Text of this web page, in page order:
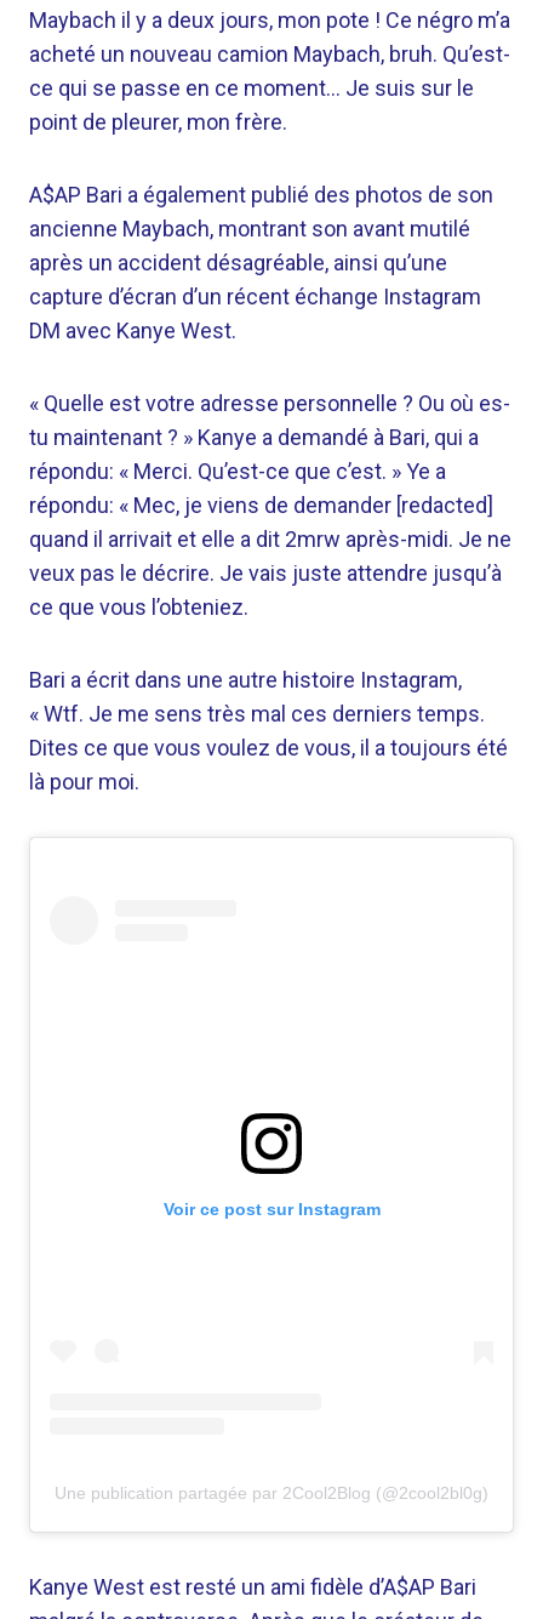
Maybach il y a deux jours, mon pote ! Ce négro m’a
acheté un nouveau camion Maybach, bruh. Qu’est-
ce qui se passe en ce moment… Je suis sur le
point de pleurer, mon frère.
A$AP Bari a également publié des photos de son
ancienne Maybach, montrant son avant mutilé
après un accident désagréable, ainsi qu’une
capture d’écran d’un récent échange Instagram
DM avec Kanye West.
« Quelle est votre adresse personnelle ? Ou où es-
tu maintenant ? » Kanye a demandé à Bari, qui a
répondu: « Merci. Qu’est-ce que c’est. » Ye a
répondu: « Mec, je viens de demander [redacted]
quand il arrivait et elle a dit 2mrw après-midi. Je ne
veux pas le décrire. Je vais juste attendre jusqu’à
ce que vous l’obteniez.
Bari a écrit dans une autre histoire Instagram,
« Wtf. Je me sens très mal ces derniers temps.
Dites ce que vous voulez de vous, il a toujours été
là pour moi.
Voir ce post sur Instagram
Une publication partagée par 2Cool2Blog (@2cool2bl0g)
Kanye West est resté un ami fidèle d’A$AP Bari